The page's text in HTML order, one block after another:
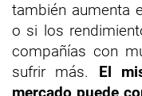
también aumenta
o si los
compañías con
sufrir más. El